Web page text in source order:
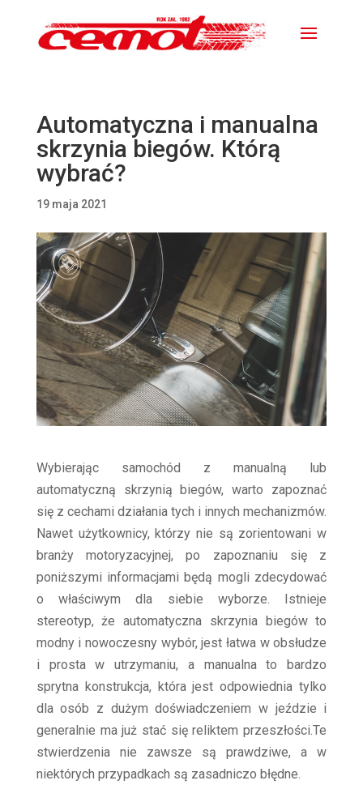
Automatyczna i manualna
skrzynia biegów. Którą
wybrać?
19 maja 2021
Wybierając samochód z manualną lub
automatyczną skrzynią biegów, warto zapoznać
się z cechami działania tych i innych mechanizmów.
Nawet użytkownicy, którzy nie są zorientowani w
branży motoryzacyjnej, po zapoznaniu się z
poniższymi informacjami będą mogli zdecydować
o właściwym dla siebie wyborze. Istnieje
stereotyp, że automatyczna skrzynia biegów to
modny i nowoczesny wybór, jest łatwa w obsłudze
i prosta w utrzymaniu, a manualna to bardzo
sprytna konstrukcja, która jest odpowiednia tylko
dla osób z dużym doświadczeniem w jeździe i
generalnie ma już stać się reliktem przeszłości.Te
stwierdzenia nie zawsze są prawdziwe, a w
niektórych przypadkach są zasadniczo błędne.